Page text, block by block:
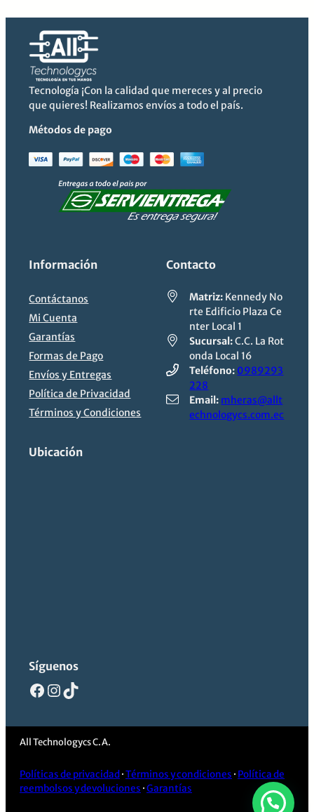
original
era:
$1721.54.
actual
es:
$1496.99.
Tecnología ¡Con la calidad que mereces y al precio
que quieres! Realizamos envíos a todo el país.
Métodos de pago
Información
Contáctanos
Mi Cuenta
Garantías
Formas de Pago
Envíos y Entregas
Política de Privacidad
Términos y Condiciones
Contacto
Matriz: Kennedy No
rte Edificio Plaza Ce
nter Local 1
Sucursal:C.C. La Rot
onda Local 16
Teléfono: 0989293
228
Email: mheras@allt
echnologycs.com.ec
Ubicación
Síguenos
Facebook
Instagram
TikTok
All Technologycs C.A.
Políticas de privacidad ·Términos y condiciones · Política de
reembolsos y devoluciones ·Garantías